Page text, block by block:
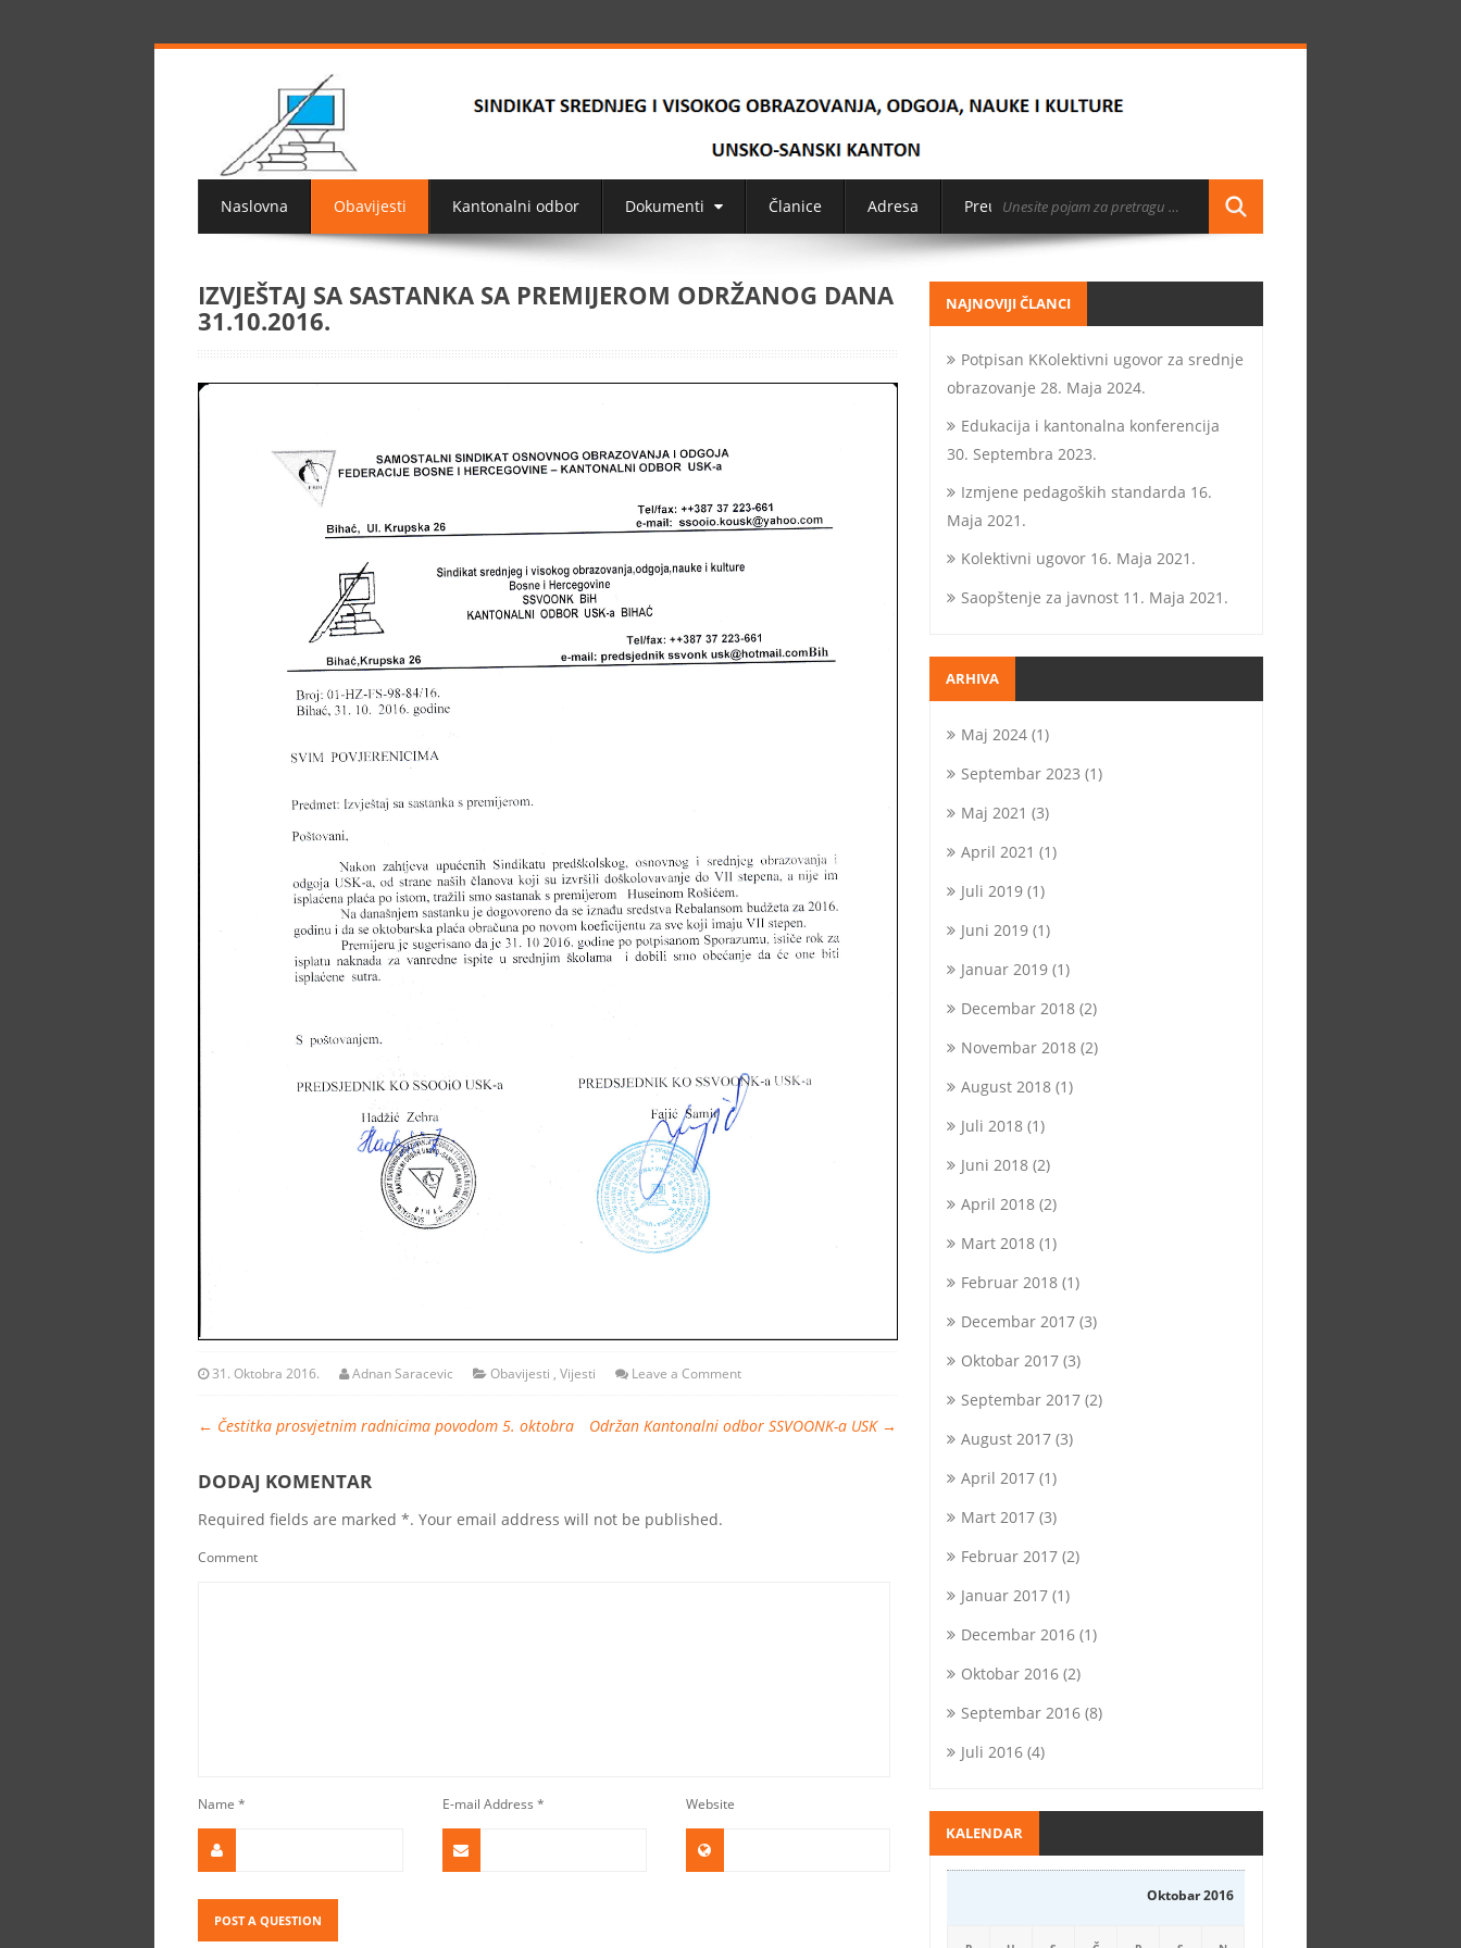
Naslovna Obavijesti Kantonalni odbor Dokumenti Članice Adresa Preuzimanja
IZVJEŠTAJ SA SASTANKA SA PREMIJEROM ODRŽANOG DANA
31.10.2016.
31. Oktobra 2016. Adnan Saracevic Obavijesti ,Vijesti Leave a Comment
← Čestitka prosvjetnim radnicima povodom 5. oktobra Održan Kantonalni odbor SSVOONK-a USK →
DODAJ KOMENTAR
Required fields are marked *. Your email address will not be published.
Comment
Name* E-mail Address * Website
NAJNOVIJI ČLANCI
Potpisan KKolektivni ugovor za srednje
obrazovanje 28. Maja 2024.
Edukacija i kantonalna konferencija
30. Septembra 2023.
Izmjene pedagoških standarda 16.
Maja 2021.
Kolektivni ugovor 16. Maja 2021.
Saopštenje za javnost 11. Maja 2021.
ARHIVA
Maj 2024 (1)
Septembar 2023 (1)
Maj 2021 (3)
April 2021 (1)
Juli 2019 (1)
Juni 2019 (1)
Januar 2019 (1)
Decembar 2018 (2)
Novembar 2018 (2)
August 2018 (1)
Juli 2018 (1)
Juni 2018 (2)
April 2018 (2)
Mart 2018 (1)
Februar 2018 (1)
Decembar 2017 (3)
Oktobar 2017 (3)
Septembar 2017 (2)
August 2017 (3)
April 2017 (1)
Mart 2017 (3)
Februar 2017 (2)
Januar 2017 (1)
Decembar 2016 (1)
Oktobar 2016 (2)
Septembar 2016 (8)
Juli 2016 (4)
KALENDAR
Oktobar 2016